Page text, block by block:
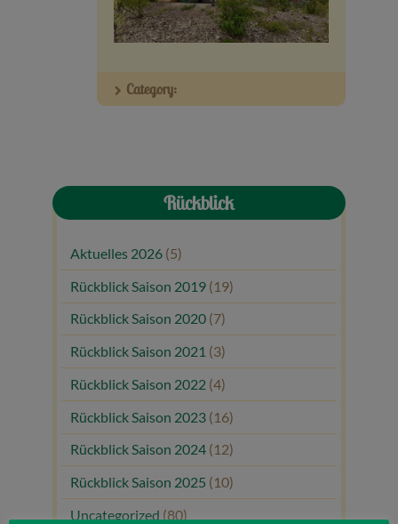
Veranstaltungen
Baumpaten
Category:
Rückblick
Aktuelles 2026 (5)
Rückblick Saison 2019 (19)
Rückblick Saison 2020 (7)
Rückblick Saison 2021 (3)
Rückblick Saison 2022 (4)
Rückblick Saison 2023 (16)
Rückblick Saison 2024 (12)
Rückblick Saison 2025 (10)
Uncategorized (80)